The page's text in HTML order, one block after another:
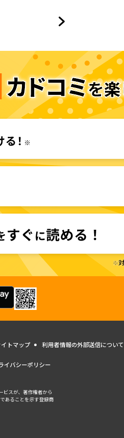
トマップ 利用者情報の外部送信について
イバシーポリシー
ビスが、著作権者から
あることを示す登録商